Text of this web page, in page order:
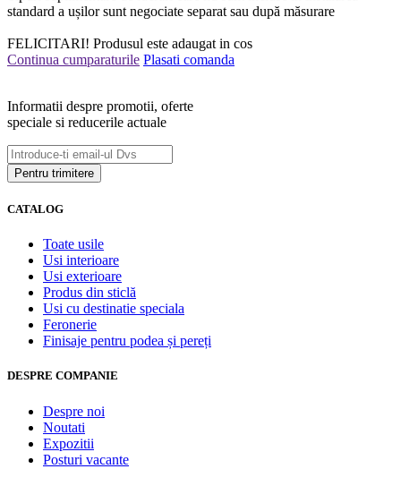
standard a ușilor sunt negociate separat sau după măsurare
FELICITARI! Produsul este adaugat in cos
Continua cumparaturile Plasati comanda
Informatii despre promotii, oferte
speciale si reducerile actuale
CATALOG
Toate usile
Usi interioare
Usi exterioare
Produs din sticlă
Usi cu destinatie speciala
Feronerie
Finisaje pentru podea și pereți
DESPRE COMPANIE
Despre noi
Noutati
Expozitii
Posturi vacante